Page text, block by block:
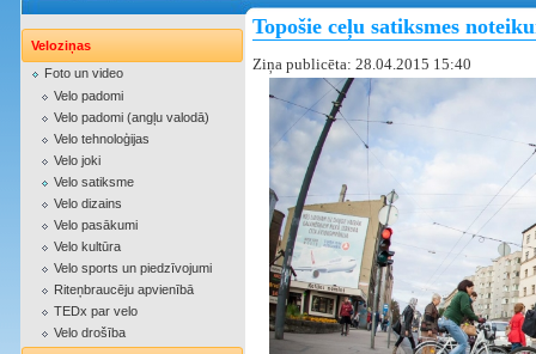
Veloziņas
Foto un video
Velo padomi
Velo padomi (angļu valodā)
Velo tehnoloģijas
Velo joki
Velo satiksme
Velo dizains
Velo pasākumi
Velo kultūra
Velo sports un piedzīvojumi
Riteņbraucēju apvienībā
TEDx par velo
Velo drošība
Topošie ceļu satiksmes
Ziņa publicēta: 28.04.2015 15:40